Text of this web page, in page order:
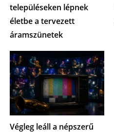
településeken lépnek
életbe a tervezett
áramszünetek
Végleg leáll a népszerű